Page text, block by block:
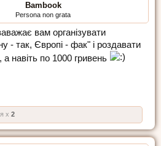
Bambook
Persona non grata
вам організувати
- так, Європі - фак" і роздавати
навіть по 1000 гривень
x 2